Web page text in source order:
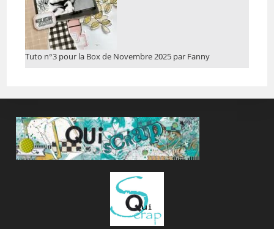
Tuto n°3 pour la Box de Novembre 2025 par Fanny